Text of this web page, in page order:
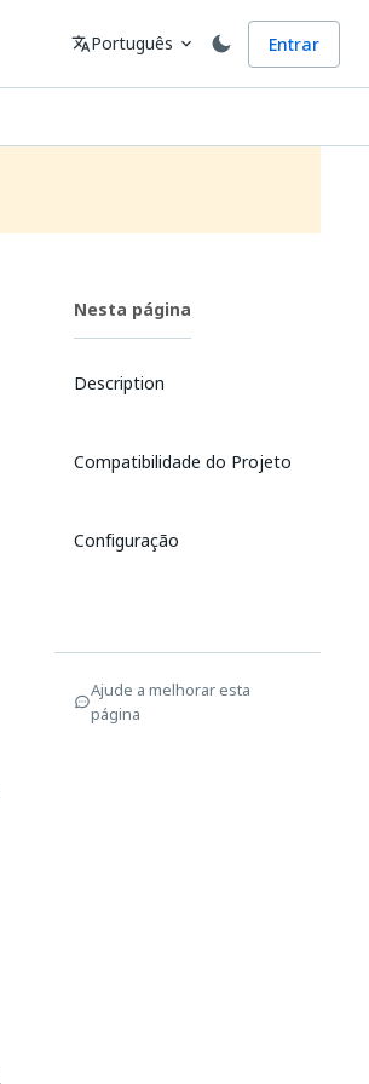
Idioma
translatePortuguês expand_more Entrar
Nesta página
Description
Compatibilidade do Projeto
Configuração
Ajude a melhorar esta
página